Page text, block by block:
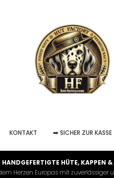
KONTAKT ➡️ SICHER ZUR KASSE
HANDGEFERTIGTE HÜTE, KAPPEN
Herzen Europas mit zuverlässiger